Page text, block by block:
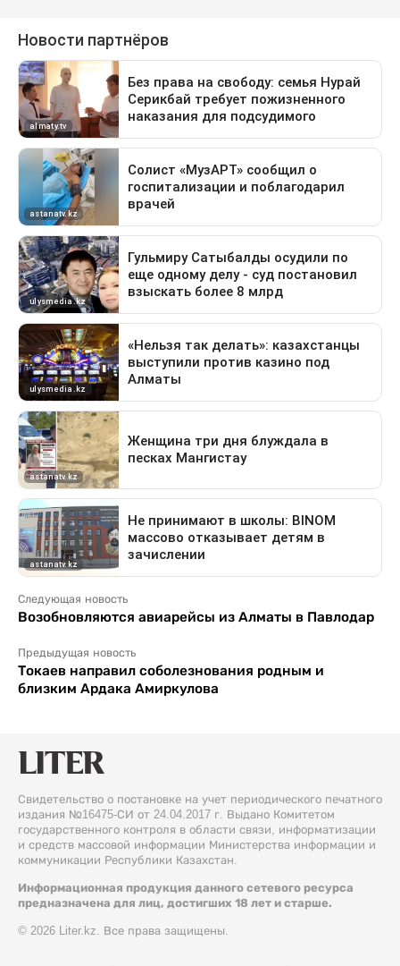
Следующая новость
Возобновляются авиарейсы из Алматы в Павлодар
Предыдущая новость
Токаев направил соболезнования родным и
близким Ардака Амиркулова
Свидетельство о постановке на учет периодического печатного
издания №16475-СИ от 24.04.2017 г. Выдано Комитетом
государственного контроля в области связи, информатизации
и средств массовой информации Министерства информации и
коммуникации Республики Казахстан.
Информационная продукция данного сетевого ресурса
предназначена для лиц, достигших 18 лет и старше.
© 2026 Liter.kz. Все права защищены.